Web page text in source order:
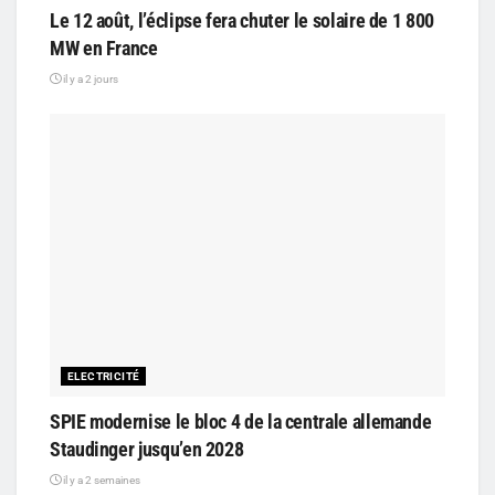
Le 12 août, l’éclipse fera chuter le solaire de 1 800
MW en France
il y a 2 jours
ELECTRICITÉ
SPIE modernise le bloc 4 de la centrale allemande
Staudinger jusqu’en 2028
il y a 2 semaines